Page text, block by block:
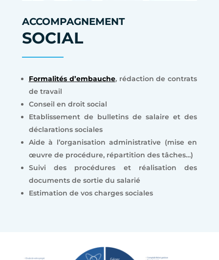
ACCOMPAGNEMENT
SOCIAL
Formalités d’embauche, rédaction de contrats
de travail
Conseil en droit social
Etablissement de bulletins de salaire et des
déclarations sociales
Aide à l’organisation administrative (mise en
œuvre de procédure, répartition des tâches…)
Suivi des procédures et réalisation des
documents de sortie du salarié
Estimation de vos charges sociales